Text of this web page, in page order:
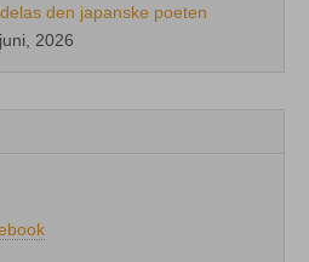
den japanske poeten
2026